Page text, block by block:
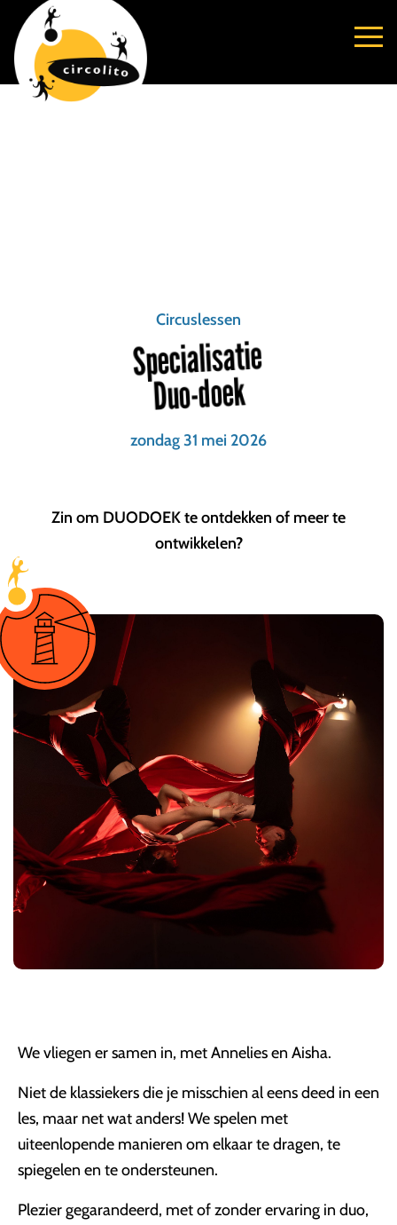
Circuslessen
Specialisatie
Duo-doek
zondag 31 mei 2026
Zin om DUODOEK te ontdekken of meer te
ontwikkelen?
We vliegen er samen in, met Annelies en Aisha.
Niet de klassiekers die je misschien al eens deed in een
les, maar net wat anders! We spelen met
uiteenlopende manieren om elkaar te dragen, te
spiegelen en te ondersteunen.
Plezier gegarandeerd, met of zonder ervaring in duo,